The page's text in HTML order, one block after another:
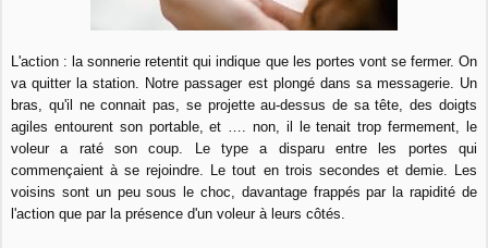
L'action : la sonnerie retentit qui indique que les portes vont se fermer. On
va quitter la station. Notre passager est plongé dans sa messagerie. Un
bras, qu'il ne connait pas, se projette au-dessus de sa tête, des doigts
agiles entourent son portable, et …. non, il le tenait trop fermement, le
voleur a raté son coup. Le type a disparu entre les portes qui
commençaient à se rejoindre. Le tout en trois secondes et demie. Les
voisins sont un peu sous le choc, davantage frappés par la rapidité de
l'action que par la présence d'un voleur à leurs côtés.